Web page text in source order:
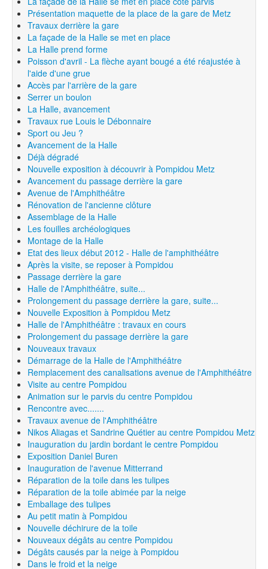
Présentation maquette de la place de la gare de Metz
Travaux derrière la gare
La façade de la Halle se met en place
La Halle prend forme
Poisson d'avril - La flèche ayant bougé a été réajustée à
l'aide d'une grue
Accès par l'arrière de la gare
Serrer un boulon
La Halle, avancement
Travaux rue Louis le Débonnaire
Sport ou Jeu ?
Avancement de la Halle
Déjà dégradé
Nouvelle exposition à découvrir à Pompidou Metz
Avancement du passage derrière la gare
Avenue de l'Amphithéâtre
Rénovation de l'ancienne clôture
Assemblage de la Halle
Les fouilles archéologiques
Montage de la Halle
Etat des lieux début 2012 - Halle de l'amphithéâtre
Après la visite, se reposer à Pompidou
Passage derrière la gare
Halle de l'Amphithéâtre, suite...
Prolongement du passage derrière la gare, suite...
Nouvelle Exposition à Pompidou Metz
Halle de l'Amphithéâtre : travaux en cours
Prolongement du passage derrière la gare
Nouveaux travaux
Démarrage de la Halle de l'Amphithéâtre
Remplacement des canalisations avenue de l'Amphithéâtre
Visite au centre Pompidou
Animation sur le parvis du centre Pompidou
Rencontre avec.......
Travaux avenue de l'Amphithéâtre
Nikos Aliagas et Sandrine Quétier au centre Pompidou Metz
Inauguration du jardin bordant le centre Pompidou
Exposition Daniel Buren
Inauguration de l'avenue Mitterrand
Réparation de la toile dans les tulipes
Réparation de la toile abimée par la neige
Emballage des tulipes
Au petit matin à Pompidou
Nouvelle déchirure de la toile
Nouveaux dégâts au centre Pompidou
Dégâts causés par la neige à Pompidou
Dans le froid et la neige